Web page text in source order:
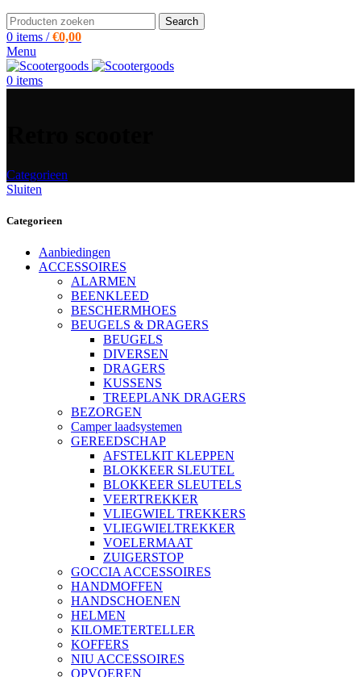
Search
0 items / €0,00
Menu
0 items
Categorieen
Sluiten
Categorieen
Aanbiedingen
ACCESSOIRES
ALARMEN
BEENKLEED
BESCHERMHOES
BEUGELS & DRAGERS
BEUGELS
DIVERSEN
DRAGERS
KUSSENS
TREEPLANK DRAGERS
BEZORGEN
Camper laadsystemen
GEREEDSCHAP
AFSTELKIT KLEPPEN
BLOKKEER SLEUTEL
BLOKKEER SLEUTELS
VEERTREKKER
VLIEGWIEL TREKKERS
VLIEGWIELTREKKER
VOELERMAAT
ZUIGERSTOP
GOCCIA ACCESSOIRES
HANDMOFFEN
HANDSCHOENEN
HELMEN
KILOMETERTELLER
KOFFERS
NIU ACCESSOIRES
OPVOEREN